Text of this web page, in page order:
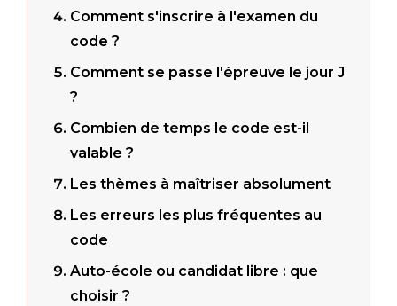
Comment s'inscrire à l'examen du
code ?
Comment se passe l'épreuve le jour J
?
Combien de temps le code est-il
valable ?
Les thèmes à maîtriser absolument
Les erreurs les plus fréquentes au
code
Auto-école ou candidat libre : que
choisir ?